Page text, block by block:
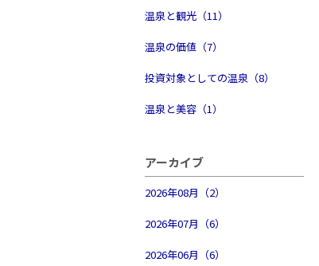
温泉と観光（11）
温泉の価値（7）
投資対象としての温泉（8）
温泉と美容（1）
アーカイブ
2026年08月（2）
2026年07月（6）
2026年06月（6）